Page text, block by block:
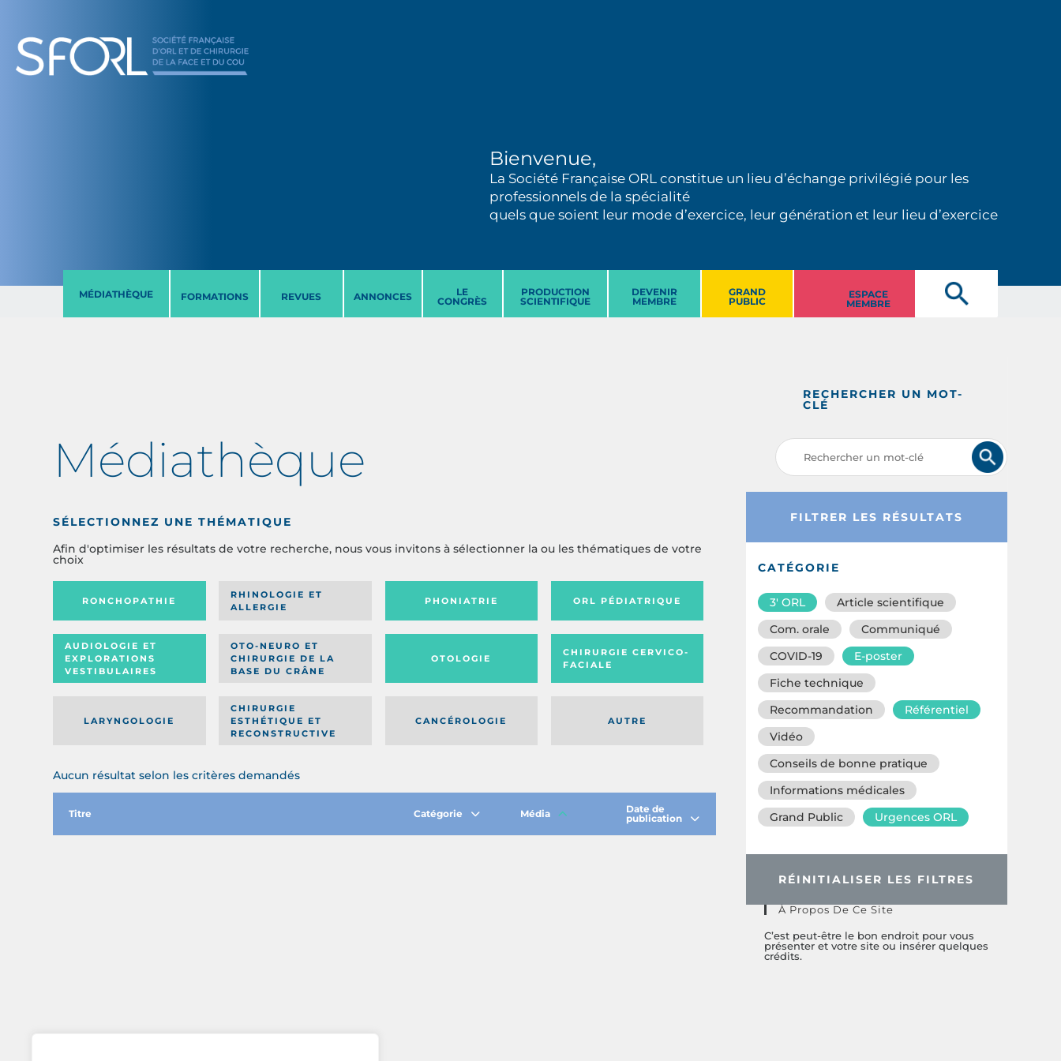
Bienvenue,
La Société Française ORL constitue un lieu d’échange privilégié pour les
professionnels de la spécialité
quels que soient leur mode d’exercice, leur génération et leur lieu d’exercice
MÉDIATHÈQUE FORMATIONS REVUES ANNONCES
LE
CONGRÈS
PRODUCTION
SCIENTIFIQUE
DEVENIR
MEMBRE
GRAND
PUBLIC
ESPACE
MEMBRE
Médiathèque
SÉLECTIONNEZ UNE THÉMATIQUE
Afin d'optimiser les résultats de votre recherche, nous vous invitons à sélectionner la ou les thématiques de votre
choix
RONCHOPATHIE
RHINOLOGIE ET
ALLERGIE
PHONIATRIE ORL PÉDIATRIQUE
AUDIOLOGIE ET
EXPLORATIONS
VESTIBULAIRES
OTO-NEURO ET
CHIRURGIE DE LA
BASE DU CRÂNE
OTOLOGIE
CHIRURGIE CERVICO-
FACIALE
AUTRE
LARYNGOLOGIE
CHIRURGIE
ESTHÉTIQUE ET
RECONSTRUCTIVE
CANCÉROLOGIE
Aucun résultat selon les critères demandés
Titre Catégorie Média
Date de
publication
RECHERCHER UN MOT-
CLÉ
FILTRER LES RÉSULTATS
CATÉGORIE
3′ ORL
Article scientifique
Com. orale
Communiqué
COVID-19
E-poster
Fiche technique
Recommandation
Référentiel
Vidéo
Conseils de bonne pratique
Informations médicales
Grand Public
Urgences ORL
RÉINITIALISER LES FILTRES
À Propos De Ce Site
C’est peut-être le bon endroit pour vous
présenter et votre site ou insérer quelques
crédits.